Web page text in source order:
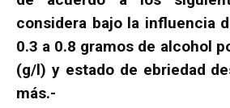
considera bajo la influencia
0.3 a 0.8 gramos de alcohol
(g/l) y estado de ebriedad
más.-